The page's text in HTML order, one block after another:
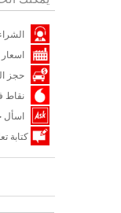
حجز
نقاط
اسأل
كتابة